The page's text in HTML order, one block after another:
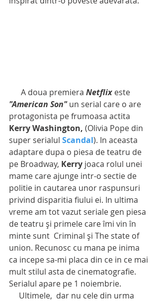
      A doua premiera
Netflix este
"American Son" un serial care o are
protagonista pe frumoasa actita
Kerry Washington, (Olivia Pope din
super serialul Scandal). In aceasta
adaptare dupa o piesa de teatru de
pe Broadway, Kerry joaca rolul unei
mame care ajunge intr-o sectie de
politie in cautarea unor raspunsuri
privind disparitia fiului ei. In ultima
vreme am tot vazut seriale gen piesa
de teatru și primele care îmi vin în
minte sunt  Criminal și The state of
union. Recunosc cu mana pe inima
ca incepe sa-mi placa din ce in ce mai
mult stilul asta de cinematografie.
Serialul apare pe 1 noiembrie.